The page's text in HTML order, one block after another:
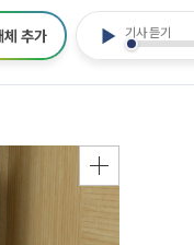
기사 듣기
체 추가